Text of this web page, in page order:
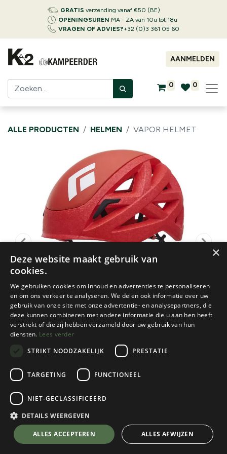
GRATIS verzending vanaf €50 (BE)
OPENINGSUREN MA - ZA van 10u tot 18u
VRAGEN OF ADVIES?+32 (0)3 361 05 60
AANMELDEN
0 0
ALLE PRODUCTEN HELMEN VAPOR HELMET
Black Diamond
Vapor Helmet
Octane
Kies een maat💬 Stel je vraag over dit product via WhatsApp
×
Deze website maakt gebruik van
cookies.
We gebruiken cookies om inhoud en advertenties te personaliseren
en om ons verkeer te analyseren. We delen ook informatie over uw
gebruik van onze site met onze advertentie- en analysepartners, die
deze kunnen combineren met andere informatie die u aan hen heeft
verstrekt of die zij hebben verzameld door uw gebruik van hun
diensten. Lees verder
STRIKT NOODZAKELIJK
PRESTATIE
TARGETING FUNCTIONEEL
NIET-GECLASSIFICEERD
DETAILS WEERGEVEN
ALLES ACCEPTEREN ALLES AFWIJZEN